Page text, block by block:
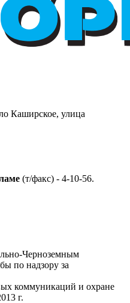
Каширское, улица
(т/факс) - 4-10-56.
Черноземным
по надзору за
коммуникаций и охране
г.